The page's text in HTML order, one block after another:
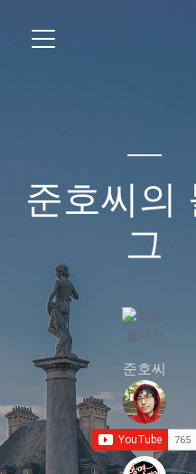
준호씨의
그
준호씨